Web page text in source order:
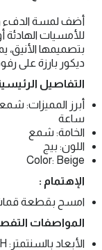
أضف لمسة الدفء
للأمسيات الهادئة
بتصميمها الأنيق،
ديكور بارزة على
التفاصيل
ساعة
الخامة: شمع
اللون: بيج
Color: Beige
الإهتمام :
امسح بقطعة
المواصفات
الأبعاد بالسنتمتر: 6.50L X 4.30W X 12.5H